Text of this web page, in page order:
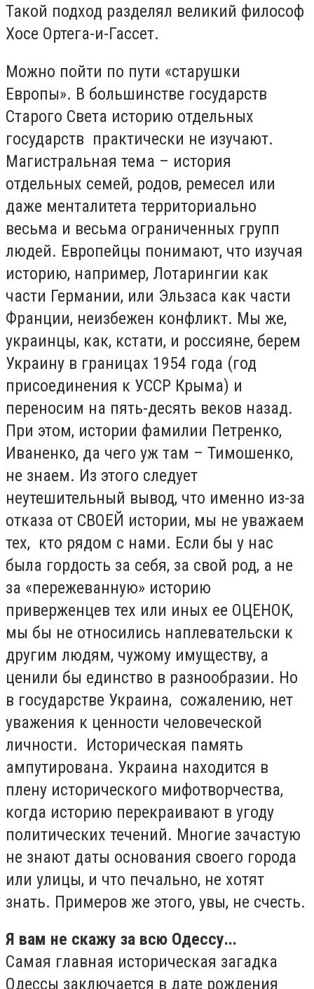
Такой подход разделял великий философ
Хосе Ортега-и-Гассет.
Можно пойти по пути «старушки
Европы». В большинстве государств
Старого Света историю отдельных
государств практически не изучают.
Магистральная тема – история
отдельных семей, родов, ремесел или
даже менталитета территориально
весьма и весьма ограниченных групп
людей. Европейцы понимают, что изучая
историю, например, Лотарингии как
части Германии, или Эльзаса как части
Франции, неизбежен конфликт. Мы же,
украинцы, как, кстати, и россияне, берем
Украину в границах 1954 года (год
присоединения к УССР Крыма) и
переносим на пять-десять веков назад.
При этом, истории фамилии Петренко,
Иваненко, да чего уж там – Тимошенко,
не знаем. Из этого следует
неутешительный вывод, что именно из-за
отказа от СВОЕЙ истории, мы не уважаем
тех, кто рядом с нами. Если бы у нас
была гордость за себя, за свой род, а не
за «пережеванную» историю
приверженцев тех или иных ее ОЦЕНОК,
мы бы не относились наплевательски к
другим людям, чужому имуществу, а
ценили бы единство в разнообразии. Но
в государстве Украина, сожалению, нет
уважения к ценности человеческой
личности. Историческая память
ампутирована. Украина находится в
плену исторического мифотворчества,
когда историю перекраивают в угоду
политических течений. Многие зачастую
не знают даты основания своего города
или улицы, и что печально, не хотят
знать. Примеров же этого, увы, не счесть.
Я вам не скажу за всю Одессу...
Самая главная историческая загадка
Одессы заключается в дате рождения